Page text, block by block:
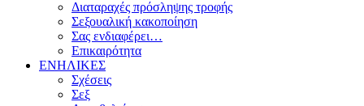
Διαταραχές πρόσληψης τροφής
Σεξουαλική κακοποίηση
Σας ενδιαφέρει…
Επικαιρότητα
ΕΝΗΛΙΚΕΣ
Σχέσεις
Σεξ